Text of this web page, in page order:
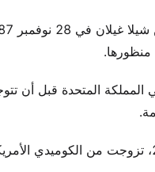
منظورها.
المتحدة قبل أن
خارج الشاشة، بنت حياة كاملة. في عام